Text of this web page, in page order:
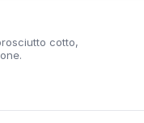
cotto,